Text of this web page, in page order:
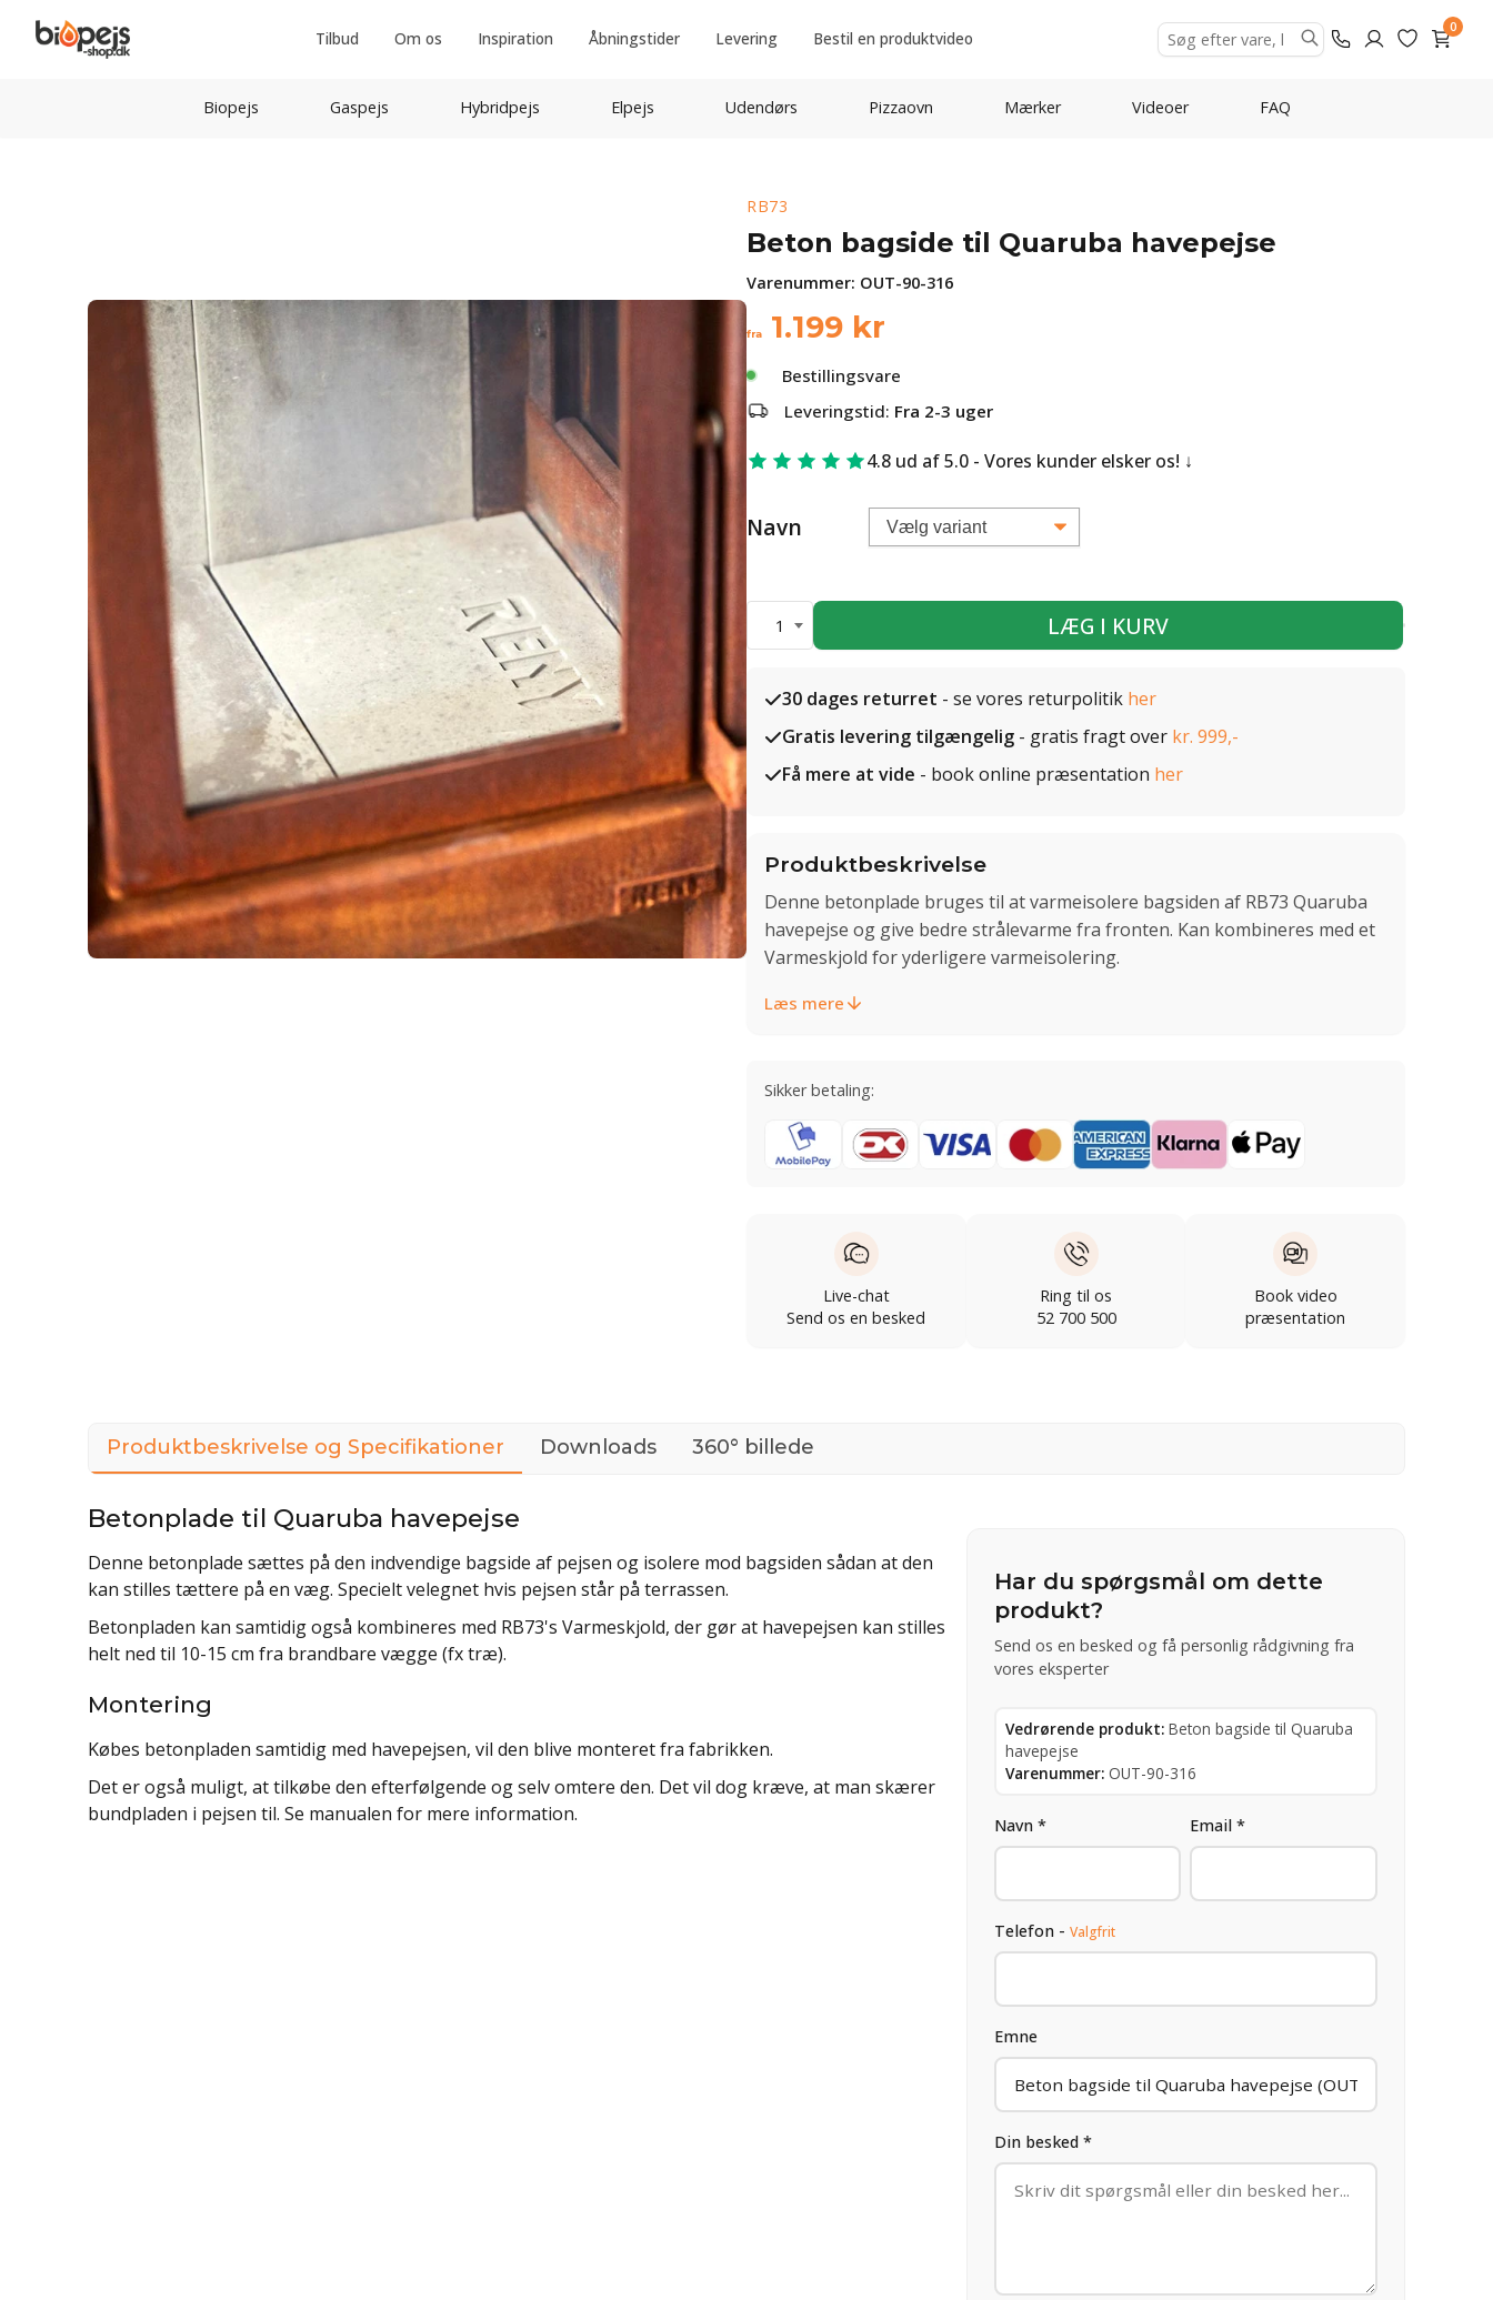
Tilbud Om os Inspiration Åbningstider Levering Bestil en produktvideo
0
Biopejs Gaspejs Hybridpejs Elpejs Udendørs Pizzaovn Mærker Videoer FAQ
RB73
Beton bagside til Quaruba havepejse
Varenummer: OUT-90-316
fra 1.199 kr
Bestillingsvare
Leveringstid: Fra 2-3 uger
4.8 ud af 5.0 - Vores kunder elsker os!
Navn
1 LÆG I KURV
30 dages returret - se vores returpolitik her
Gratis levering tilgængelig - gratis fragt over kr. 999,-
Få mere at vide - book online præsentation her
Produktbeskrivelse
Denne betonplade bruges til at varmeisolere bagsiden af RB73 Quaruba
havepejse og give bedre strålevarme fra fronten. Kan kombineres med et
Varmeskjold for yderligere varmeisolering.
Læs mere
Sikker betaling:
Live-chat
Send os en besked
Ring til os
52 700 500
Book video
præsentation
Produktbeskrivelse og Specifikationer Downloads 360° billede
Betonplade til Quaruba havepejse
Denne betonplade sættes på den indvendige bagside af pejsen og isolere mod bagsiden sådan at den
kan stilles tættere på en væg. Specielt velegnet hvis pejsen står på terrassen.
Betonpladen kan samtidig også kombineres med RB73's Varmeskjold, der gør at havepejsen kan stilles
helt ned til 10-15 cm fra brandbare vægge (fx træ).
Montering
Købes betonpladen samtidig med havepejsen, vil den blive monteret fra fabrikken.
Det er også muligt, at tilkøbe den efterfølgende og selv omtere den. Det vil dog kræve, at man skærer
bundpladen i pejsen til. Se manualen for mere information.
Har du spørgsmål om dette
produkt?
Send os en besked og få personlig rådgivning fra
vores eksperter
Vedrørende produkt: Beton bagside til Quaruba
havepejse
Varenummer: OUT-90-316
Navn * Email *
Telefon - Valgfrit
Emne
Din besked *